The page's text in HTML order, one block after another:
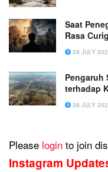
Saat
Rasa
28 JULY
Pengaruh
terhadap
28 JULY
Please login to join
Instagram